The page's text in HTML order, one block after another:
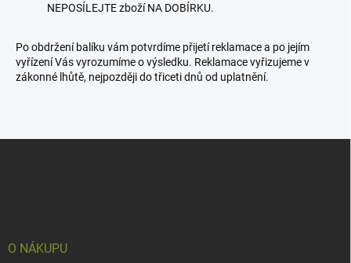
NEPOSÍLEJTE zboží NA DOBÍRKU.
Po obdržení balíku vám potvrdíme přijetí reklamace a po jejím
vyřízení Vás vyrozumíme o výsledku. Reklamace vyřizujeme v
zákonné lhůtě, nejpozději do třiceti dnů od uplatnění.
O NÁKUPU